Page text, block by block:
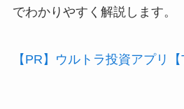
でわかりやすく解説します。
【PR】ウルトラ投資アプリ【